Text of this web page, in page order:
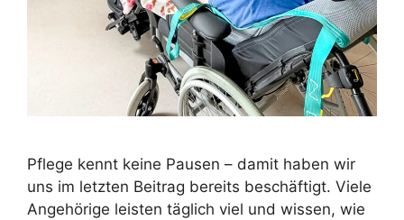
Pflege kennt keine Pausen – damit haben wir
uns im letzten Beitrag bereits beschäftigt. Viele
Angehörige leisten täglich viel und wissen, wie